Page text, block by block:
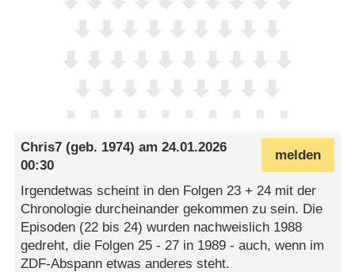
melden
Chris7 (geb. 1974) am24.01.2026
00:30
Irgendetwas scheint in den Folgen 23 + 24 mit der
Chronologie durcheinander gekommen zu sein. Die
Episoden (22 bis 24) wurden nachweislich 1988
gedreht, die Folgen 25 - 27 in 1989 - auch, wenn im
ZDF-Abspann etwas anderes steht.